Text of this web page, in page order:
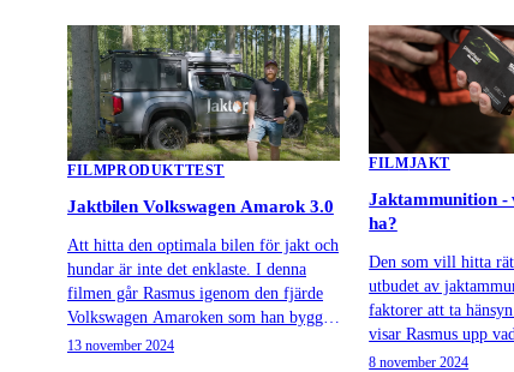
FILMPRODUKTTEST
Jaktbilen Volkswagen Amarok 3.0
Att hitta den optimala bilen för jakt och
hundar är inte det enklaste. I denna
filmen går Rasmus igenom den fjärde
Volkswagen Amaroken som han byggt
tillsammans med Atteviks. Vi kallar den
13 november 2024
FILMJAKT
Jaktammunition -
ha?
Den som vill hitta
utbudet av
faktorer att ta
visar Rasmus upp
från SAKO och
8 november 2024